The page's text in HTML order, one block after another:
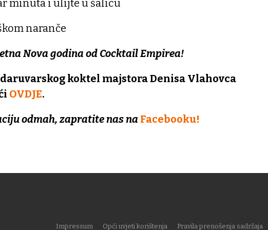
minuta i ulijte u šalicu
naranče
Nova godina od Cocktail Empirea!
koktel majstora Denisa Vlahovca
OVDJE.
odmah, zapratite nas na Facebooku!
Impressum Opći uvjeti korištenja Pravila prenošenja sadržaja